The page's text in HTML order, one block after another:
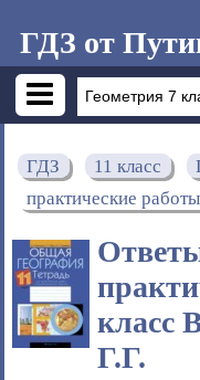
ГДЗ от
ГДЗ 11 класс
практические
класс
Г.Г.